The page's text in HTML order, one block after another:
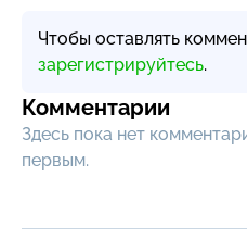
Чтобы оставлять
зарегистрируйтесь.
Комментарии
Здесь пока нет
первым.